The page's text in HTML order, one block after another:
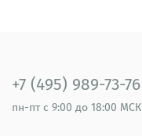
+7 (495) 989-73-76
пн-пт с 9:00 до 18:00 МСК